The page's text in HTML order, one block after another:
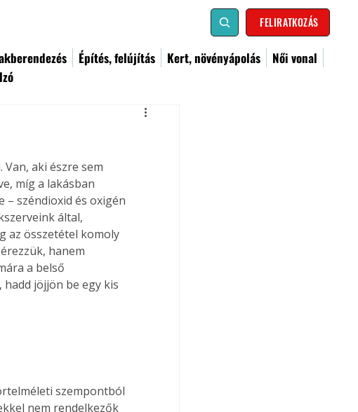
FELIRATKOZÁS
Építés, felújítás Kert, növényápolás
Női vonal
aki észre sem
míg a lakásban
– széndioxid és oxigén
által,
az összetétel komoly
hanem
a belső
jöjjön be egy kis
szempontból
nem rendelkezők